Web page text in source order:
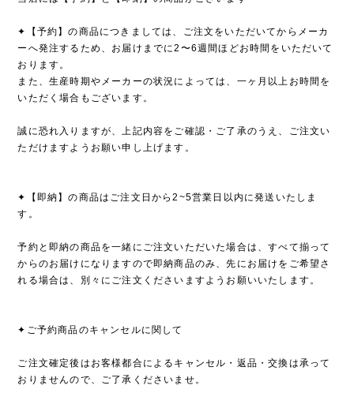
✦【予約】の商品につきましては、ご注文をいただいてからメーカ
ーへ発注するため、お届けまでに2〜6週間ほどお時間をいただいて
おります。
また、生産時期やメーカーの状況によっては、一ヶ月以上お時間を
いただく場合もございます。
誠に恐れ入りますが、上記内容をご確認・ご了承のうえ、ご注文い
ただけますようお願い申し上げます。
✦【即納】の商品はご注文日から2~5営業日以内に発送いたしま
す。
予約と即納の商品を一緒にご注文いただいた場合は、すべて揃って
からのお届けになりますので即納商品のみ、先にお届けをご希望さ
れる場合は、別々にご注文くださいますようお願いいたします。
✦ご予約商品のキャンセルに関して
ご注文確定後はお客様都合によるキャンセル・返品・交換は承って
おりませんので、ご了承くださいませ。